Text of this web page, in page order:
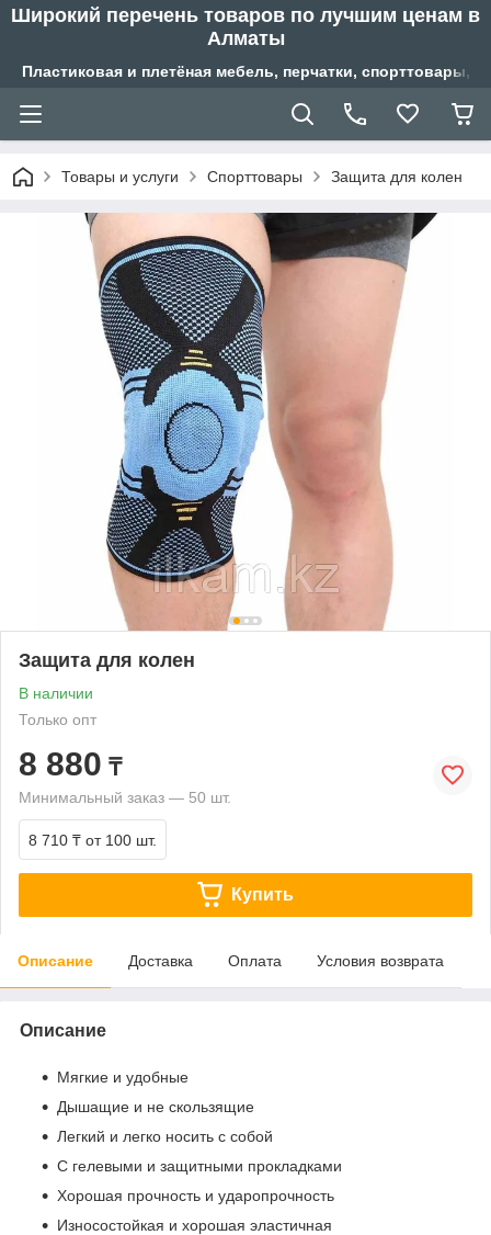
Широкий перечень товаров по лучшим ценам в
Алматы
Пластиковая и плетёная мебель, перчатки,
Товары и услуги Спорттовары Защита для колен
Защита для колен
В наличии
Только опт
8 880 ₸
Минимальный заказ — 50 шт.
8 710 ₸ от 100 шт.
Купить
Описание Доставка Оплата Условия возврата
Описание
Мягкие и удобные
Дышащие и не скользящие
Легкий и легко носить с собой
С гелевыми и защитными прокладками
Хорошая прочность и ударопрочность
Износостойкая и хорошая эластичная